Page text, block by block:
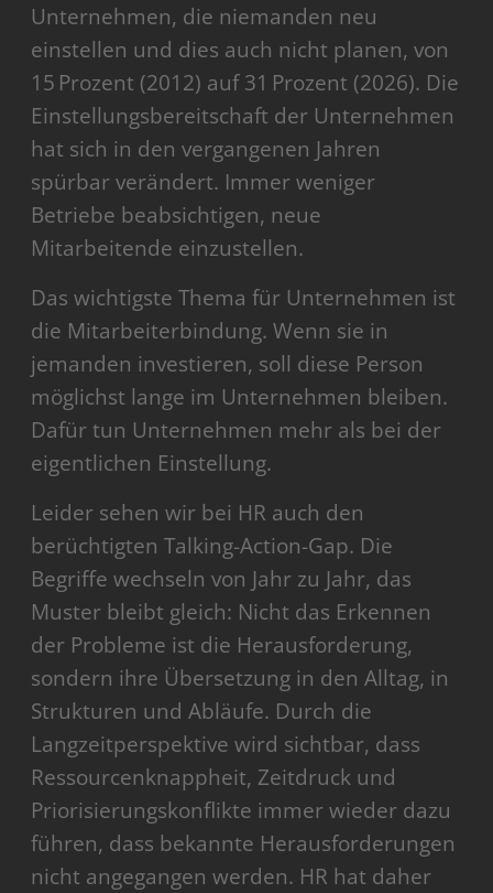
Unternehmen, die niemanden neu
einstellen und dies auch nicht planen, von
15 Prozent (2012) auf 31 Prozent (2026). Die
Einstellungsbereitschaft der Unternehmen
hat sich in den vergangenen Jahren
spürbar verändert. Immer weniger
Betriebe beabsichtigen, neue
Mitarbeitende einzustellen.
Das wichtigste Thema für Unternehmen ist
die Mitarbeiterbindung. Wenn sie in
jemanden investieren, soll diese Person
möglichst lange im Unternehmen bleiben.
Dafür tun Unternehmen mehr als bei der
eigentlichen Einstellung.
Leider sehen wir bei HR auch den
berüchtigten Talking-Action-Gap. Die
Begriffe wechseln von Jahr zu Jahr, das
Muster bleibt gleich: Nicht das Erkennen
der Probleme ist die Herausforderung,
sondern ihre Übersetzung in den Alltag, in
Strukturen und Abläufe. Durch die
Langzeitperspektive wird sichtbar, dass
Ressourcenknappheit, Zeitdruck und
Priorisierungskonflikte immer wieder dazu
führen, dass bekannte Herausforderungen
nicht angegangen werden. HR hat daher